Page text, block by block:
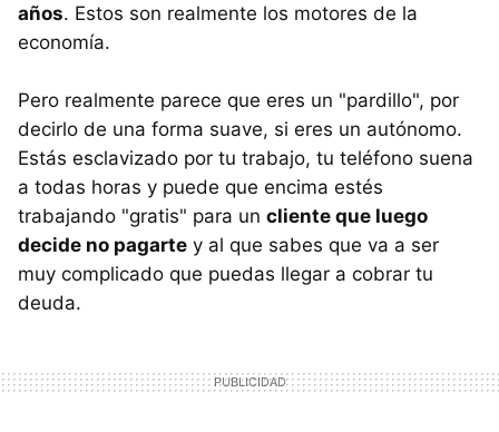
años. Estos son realmente los motores de la
economía.
Pero realmente parece que eres un "pardillo", por
decirlo de una forma suave, si eres un autónomo.
Estás esclavizado por tu trabajo, tu teléfono suena
a todas horas y puede que encima estés
trabajando "gratis" para un cliente que luego
decide no pagarte y al que sabes que va a ser
muy complicado que puedas llegar a cobrar tu
deuda.